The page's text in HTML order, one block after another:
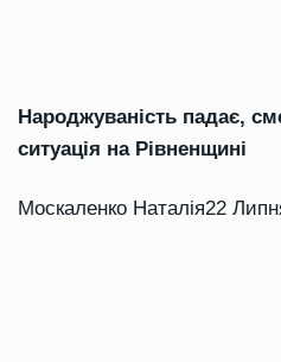
Народжуваність падає,
ситуація на Рівненщині
Москаленко Наталія22